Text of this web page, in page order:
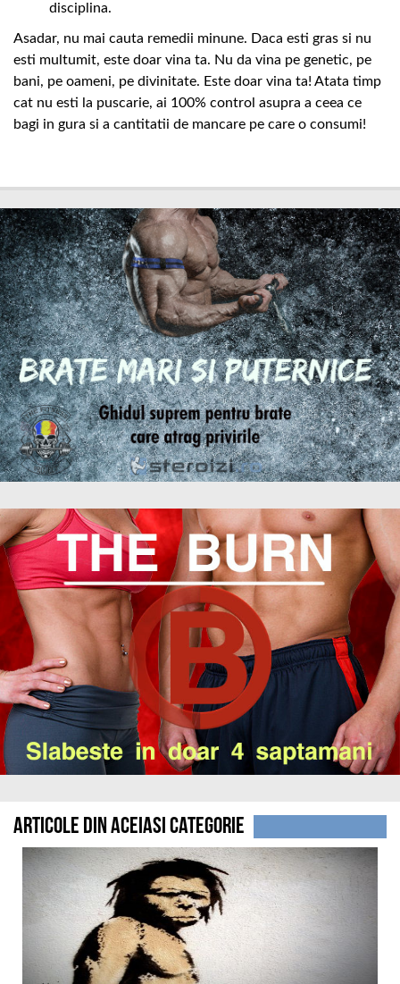
disciplina.
Asadar, nu mai cauta remedii minune. Daca esti gras si nu
esti multumit, este doar vina ta. Nu da vina pe genetic, pe
bani, pe oameni, pe divinitate. Este doar vina ta! Atata timp
cat nu esti la puscarie, ai 100% control asupra a ceea ce
bagi in gura si a cantitatii de mancare pe care o consumi!
Articole din aceiasi categorie